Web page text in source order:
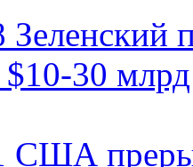
Зеленский
$10-30
США